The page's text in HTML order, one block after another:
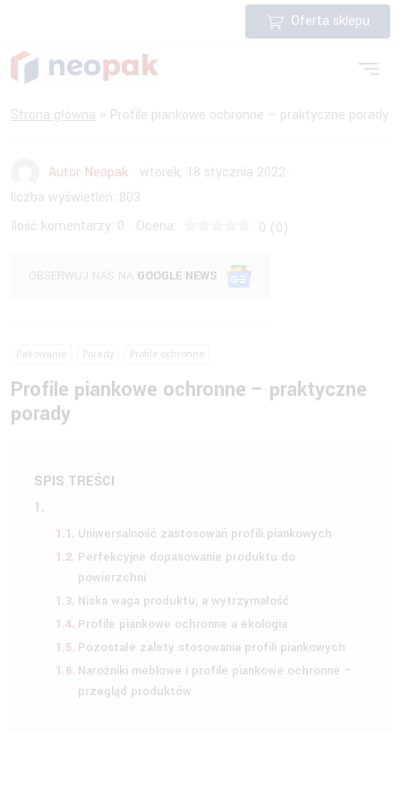
Oferta sklepu
Strona główna » Profile piankowe ochronne – praktyczne porady
Autor Neopak · wtorek, 18 stycznia 2022 ·
liczba wyświetleń: 803
Ilość komentarzy: 0 · Ocena: 0 (0)
OBSERWUJ NAS NA GOOGLE NEWS
Pakowanie Porady Profile ochronne
Profile piankowe ochronne – praktyczne
porady
SPIS TREŚCI
Uniwersalność zastosowań profili piankowych
Perfekcyjne dopasowanie produktu do
powierzchni
Niska waga produktu, a wytrzymałość
Profile piankowe ochronne a ekologia
Pozostałe zalety stosowania profili piankowych
Narożniki meblowe i profile piankowe ochronne –
przegląd produktów